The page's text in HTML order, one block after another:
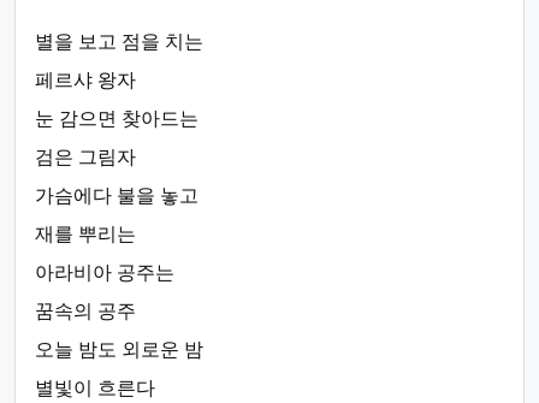
별을 보고 점을 치는
페르샤 왕자
눈 감으면 찾아드는
검은 그림자
가슴에다 불을 놓고
재를 뿌리는
아라비아 공주는
꿈속의 공주
오늘 밤도 외로운 밤
별빛이 흐른다